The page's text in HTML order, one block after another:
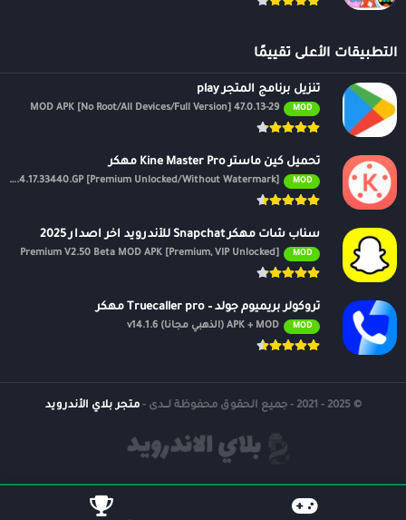
التطبيقات الأعلى تقييمًا
تنزيل برنامج المتجر play
MOD
47.0.13-29 MOD APK [No Root/All Devices/Full Version]
تحميل كين ماستر Kine Master Pro مهكر
MOD
APK v7.4.17.33440.GP [Premium Unlocked/Without Watermark]
سناب شات مهكر Snapchat للأندرويد اخر اصدار 2025
MOD
Premium V2.50 Beta MOD APK [Premium, VIP Unlocked]
تروكولر بريميوم جولد – Truecaller pro مهكر
MOD APK + MOD (الذهبي مجانًا) v14.1.6
© 2025 - 2021 - جميع الحقوق محفوظة لــدى - متجر بلاي الأندرويد